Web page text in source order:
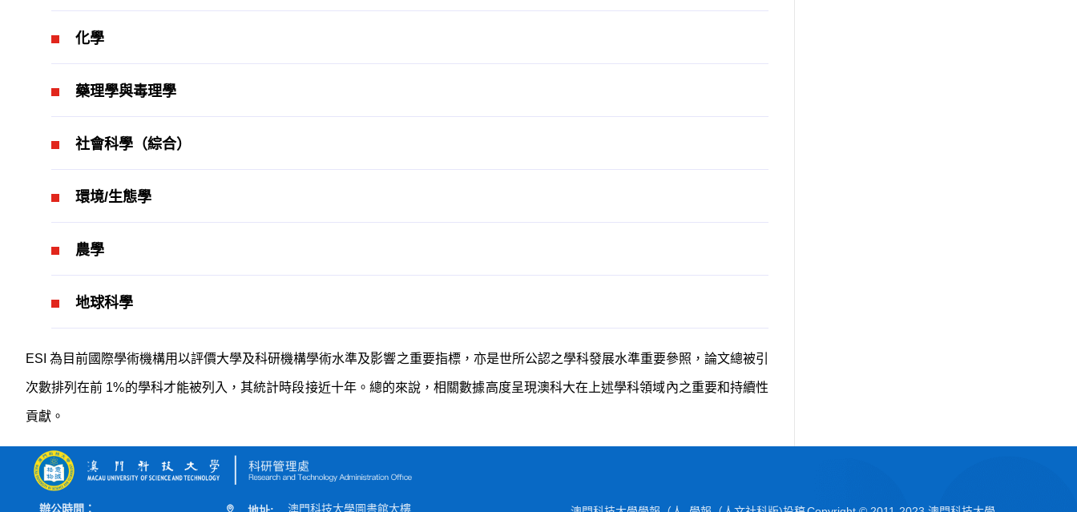
化學
藥理學與毒理學
社會科學（綜合）
環境/生態學
農學
地球科學
ESI為目前國際學術機構用以評價大學及科研機構學術水準及影響之重要指標，亦是世所公認之學科發展水準重要參照，論文總被引
次數排列在前 1%的學科才能被列入，其統計時段接近十年。總的來說，相關數據高度呈現澳科大在上述學科領域內之重要和持續性
貢獻。
辦公時間： 澳門科技大學圖書館大樓